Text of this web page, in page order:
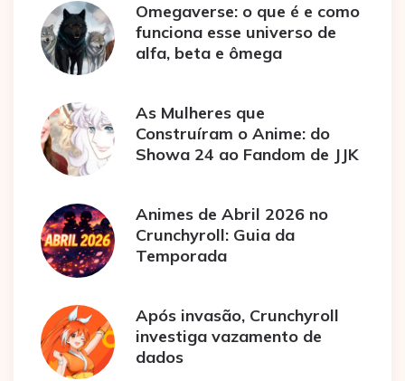
Omegaverse: o que é e como
funciona esse universo de
alfa, beta e ômega
As Mulheres que
Construíram o Anime: do
Showa 24 ao Fandom de JJK
Animes de Abril 2026 no
Crunchyroll: Guia da
Temporada
Após invasão, Crunchyroll
investiga vazamento de
dados